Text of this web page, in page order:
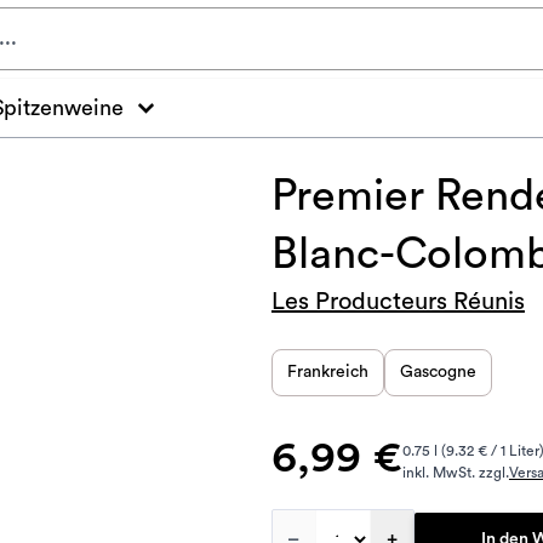
Premier
Blanc-
Les Producteurs Réunis
Frankreich Gascogne
6,99 €0.75 l (9.32 € / 1 Liter)
inkl. MwSt. zzgl.
In den